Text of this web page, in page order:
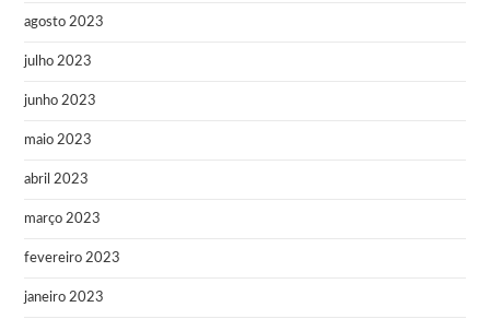
agosto 2023
julho 2023
junho 2023
maio 2023
abril 2023
março 2023
fevereiro 2023
janeiro 2023